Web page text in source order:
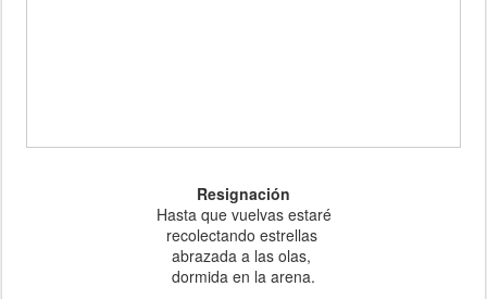
Resignación
Hasta que vuelvas estaré
recolectando estrellas
abrazada a las olas,
dormida en la arena.